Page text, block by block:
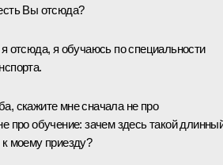
Вы отсюда?
отсюда, я обучаюсь по специальности
скажите мне сначала не про
про обучение: зачем здесь такой
моему приезду?